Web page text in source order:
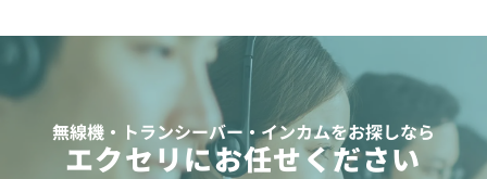
無線機・トランシーバー・インカムをお探しなら
エクセリにお任せください